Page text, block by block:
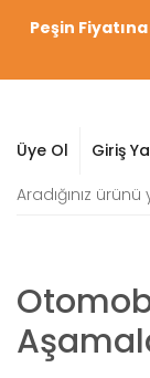
Peşin
Üye Ol Giriş